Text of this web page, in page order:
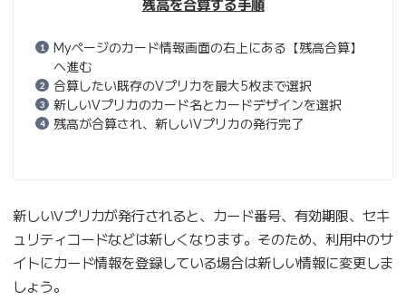
Myページのカード情報画面の右上にある【残高合算】
へ進む
合算したい既存のVプリカを最大5枚まで選択
新しいVプリカのカード名とカードデザインを選択
残高が合算され、新しいVプリカの発行完了
新しいVプリカが発行されると、カード番号、有効期限、セキ
ュリティコードなどは新しくなります。そのため、利用中のサ
イトにカード情報を登録している場合は新しい情報に変更しま
しょう。